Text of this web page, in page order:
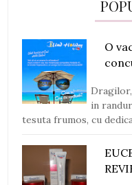
O
in
tesuta frumos, cu